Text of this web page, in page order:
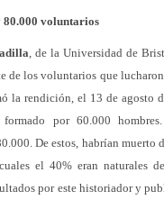
80.000 voluntarios
, de la Universidad de
de los voluntarios que
la rendición, el 13 de agosto
formado por 60.000
De estos, habrían muerto
el 40% eran naturales
por este historiador y